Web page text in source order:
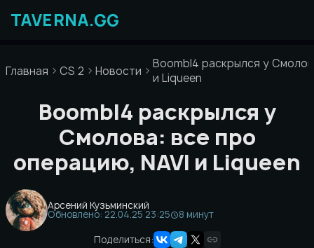
содержимому
Главная CS 2 Новости
Boombl4 раскрылся у
и Liqueen
Boombl4 раскрылся у
Смолова: все про
операцию, NAVI и Liqueen
Арсений Кузьминский
Обновлено: 22.04.25 23:25
8 минут
Поделиться: